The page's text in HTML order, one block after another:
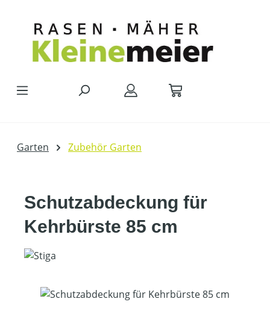
Garten Zubehör Garten
Schutzabdeckung für
Kehrbürste 85 cm
Bildergalerie überspringen